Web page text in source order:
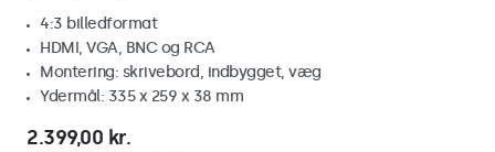
4:3 billedformat
HDMI, VGA, BNC og RCA
Montering: skrivebord, indbygget, væg
Ydermål: 335 x 259 x 38 mm
2.399,00 kr.